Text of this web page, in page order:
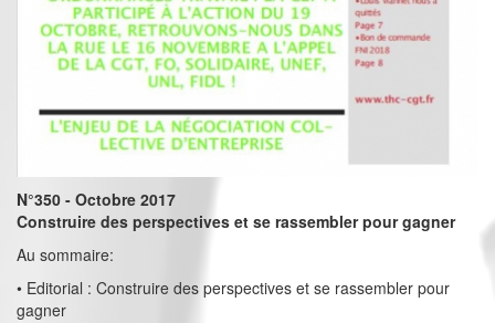
N°350 - Octobre 2017
Construire des perspectives et se rassembler pour gagner
Au sommaire:
• Editorial : Construire des perspectives et se rassembler pour
gagner